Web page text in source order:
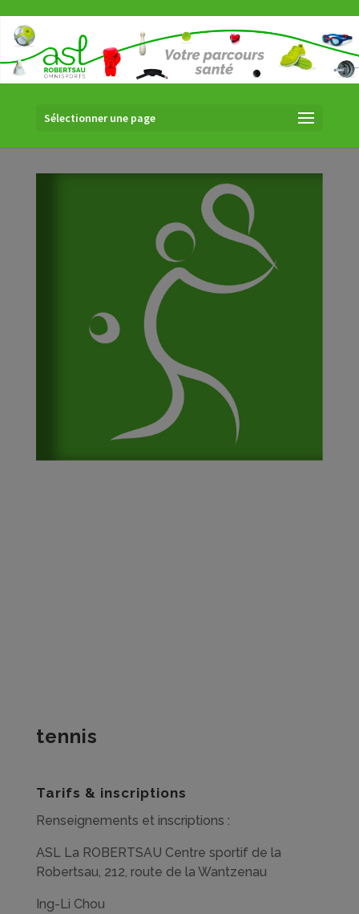
Sélectionner une page
tennis
Tarifs & inscriptions
Renseignements et inscriptions :
ASL La ROBERTSAU Centre sportif de la
Robertsau, 212, route de la Wantzenau
Ing-Li Chou